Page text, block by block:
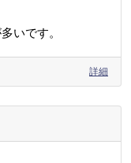
いです。
詳細